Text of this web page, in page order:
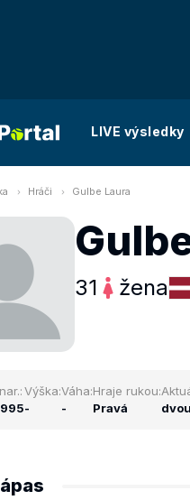
LIVE výsledky
Hráči Gulbe Laura
31 žena
Výška:
-
Váha:
-
Hraje rukou:
Pravá